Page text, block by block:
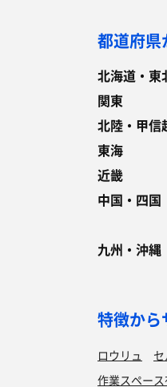
都道府県
北海道・東
関東
北陸・甲信
東海
近畿
中国・四国
九州・沖縄
特徴から
ロウリュ
作業スペース